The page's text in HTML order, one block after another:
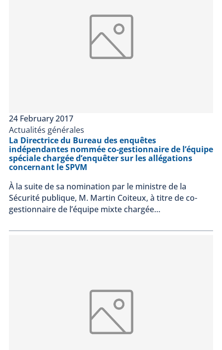
24 February 2017
Actualités générales
La Directrice du Bureau des enquêtes
indépendantes nommée co-gestionnaire de l’équipe
spéciale chargée d’enquêter sur les allégations
concernant le SPVM
À la suite de sa nomination par le ministre de la
Sécurité publique, M. Martin Coiteux, à titre de co-
gestionnaire de l’équipe mixte chargée…